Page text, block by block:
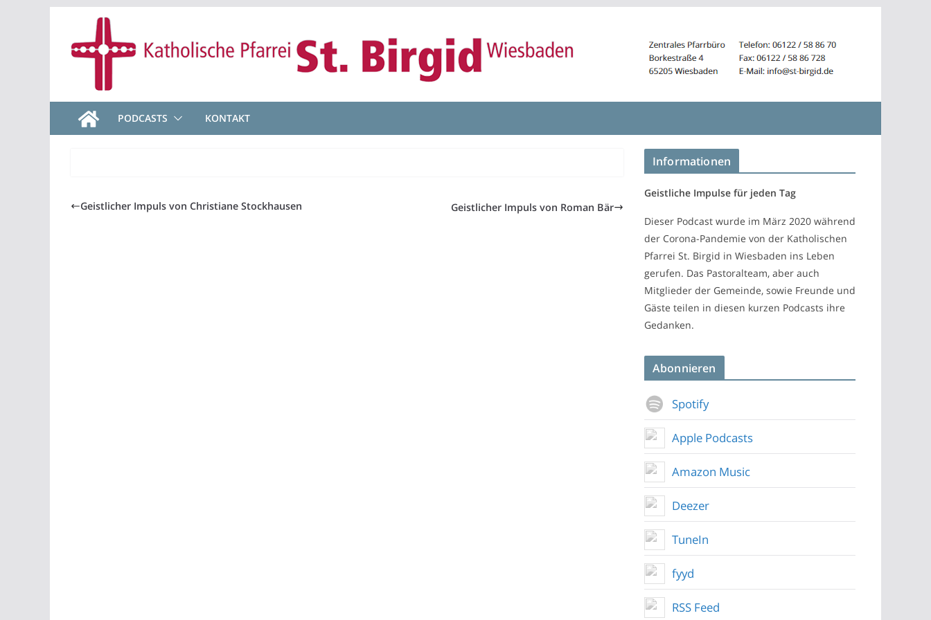
springen
PODCASTS KONTAKT
Geistlicher Impuls von Christiane Stockhausen Geistlicher Impuls von Roman Bär
Informationen
Geistliche Impulse für jeden Tag
Dieser Podcast wurde im März 2020 während
der Corona-Pandemie von der Katholischen
Pfarrei St. Birgid in Wiesbaden ins Leben
gerufen. Das Pastoralteam, aber auch
Mitglieder der Gemeinde, sowie Freunde und
Gäste teilen in diesen kurzen Podcasts ihre
Gedanken.
Abonnieren
Spotify
Apple Podcasts
Amazon Music
Deezer
TuneIn
fyyd
RSS Feed